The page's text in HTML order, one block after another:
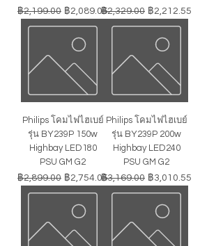
ราคาปกติ
฿2,199.00 ราคาขายลด
฿2,089.05ราคาปกติ
฿2,329.00 ราคาขายลด
฿2,212.55
Philips โคมไฟไฮเบย์
รุ่น BY239P 150w
Highbay LED180
PSU GM G2
ราคาปกติ
฿2,899.00 ราคาขายลด
฿2,754.05
Philips โคมไฟไฮเบย์
รุ่น BY239P 200w
Highbay LED240
PSU GM G2
ราคาปกติ
฿3,169.00 ราคาขายลด
฿3,010.55